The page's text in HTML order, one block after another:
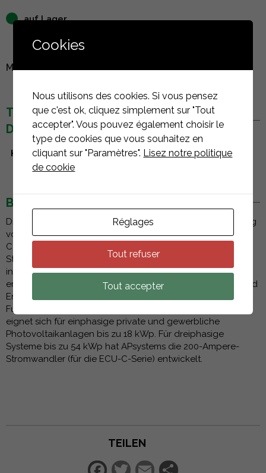
auf Lager
MELDEN SIE SICH AN, UM DEN PREIS ZU SEHEN
TECHNISCHE
DETAILS
Hersteller AP Systems
BESCHREIBUNG
Die 80-Ampere-Stromwandler von AP Systems zur Messung
von Verbrauch und Erzeugung in Verbindung mit der ECU-
C-Serie bieten eine einfache und präzise Methode zur
Strommessung im Stromnetz. Sie arbeiten mit dem
integrierten Zähler einer ECU-C zusammen und
ermöglichen erweiterte Funktionen wie die Verbrauchs- und
Erzeugungsüberwachung sowie die Zero-Export-
Funktionalität (Nulleinspeisung). Der 80-A-Stromwandler
eignet sich für einphasige private und gewerbliche
Photovoltaikanlagen bis zu 18 kWp. Für dreiphasige
Systeme bis zu 54 kWp hat APsystems die 200-Ampere-
Stromwandler (für die ECU-C-Serie) entwickelt.
TEILEN
Cookies
Nous utilisons des cookies. Si vous pensez
que c'est ok, cliquez simplement sur "Tout
accepter". Vous pouvez également choisir le
type de cookies que vous souhaitez en
cliquant sur "Paramètres". Lisez notre politique
de cookie
Réglages
Tout refuser
Tout accepter